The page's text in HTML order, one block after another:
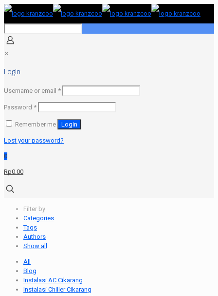
✕
Login
Username or email *Required
Password *Required
Remember me Login
Lost your password?
0
Rp0.00
Filter by
Categories
Tags
Authors
Show all
All
Blog
Instalasi AC Cikarang
Instalasi Chiller Cikarang